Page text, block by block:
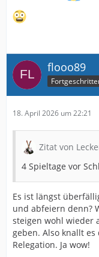
flooo89
18. April 2026 um 22:21
Zitat von
4 Spieltage vor
Es ist längst
und abfeiern denn?
steigen wohl wieder
geben. Also knallt
Relegation. Ja wow!